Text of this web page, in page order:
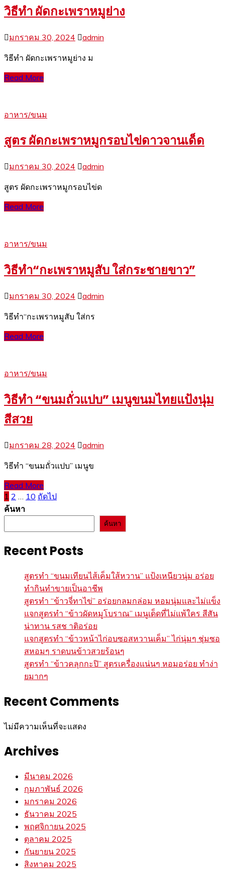
วิธีทำ ผัดกะเพราหมูย่าง
มกราคม 30, 2024 admin
วิธีทำ ผัดกะเพราหมูย่าง ม
Read More
อาหาร/ขนม
สูตร ผัดกะเพราหมูกรอบไข่ดาวจานเด็ด
มกราคม 30, 2024 admin
สูตร ผัดกะเพราหมูกรอบไข่ด
Read More
อาหาร/ขนม
วิธีทำ“กะเพราหมูสับ ใส่กระชายขาว”
มกราคม 30, 2024 admin
วิธีทำ“กะเพราหมูสับ ใส่กร
Read More
อาหาร/ขนม
วิธีทำ “ขนมถั่วแปบ” เมนูขนมไทยแป้งนุ่ม
สีสวย
มกราคม 28, 2024 admin
วิธีทำ “ขนมถั่วแปบ” เมนูข
Read More
Posts
pagination
1 2 10 ถัดไป
ค้นหา
ค้นหา
Recent Posts
สูตรทำ “ขนมเทียนไส้เค็มใส้หวาน” แป้งเหนียวนุ่ม อร่อย
ทำกินทำขายเป็นอาชีพ
สูตรทำ “ข้าวจี่ทาไข่” อร่อยกลมกล่อม หอมนุ่มและไม่แข็ง
แจกสูตรทำ “ข้าวผัดหมูโบราณ” เมนูเด็ดที่ไม่แพ้ใคร สีสัน
น่าทาน รสช าติอร่อย
แจกสูตรทำ “ข้าวหน้าไก่อบซอสหวานเค็ม” ไก่นุ่มๆ ชุ่มซอ
สหอมๆ ราดบนข้าวสวยร้อนๆ
สูตรทำ “ข้าวคลุกกะปิ” สูตรเครื่องแน่นๆ หอมอร่อย ทำง่า
ยมากๆ
Recent Comments
ไม่มีความเห็นที่จะแสดง
Archives
มีนาคม 2026
กุมภาพันธ์ 2026
มกราคม 2026
ธันวาคม 2025
พฤศจิกายน 2025
ตุลาคม 2025
กันยายน 2025
สิงหาคม 2025